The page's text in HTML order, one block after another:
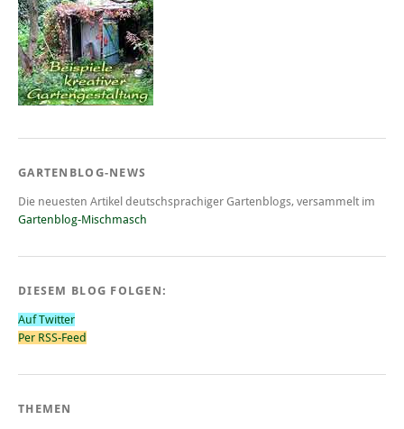
GARTENBLOG-NEWS
Die neuesten Artikel deutschsprachiger Gartenblogs, versammelt im
Gartenblog-Mischmasch
DIESEM BLOG FOLGEN:
Auf Twitter
Per RSS-Feed
THEMEN